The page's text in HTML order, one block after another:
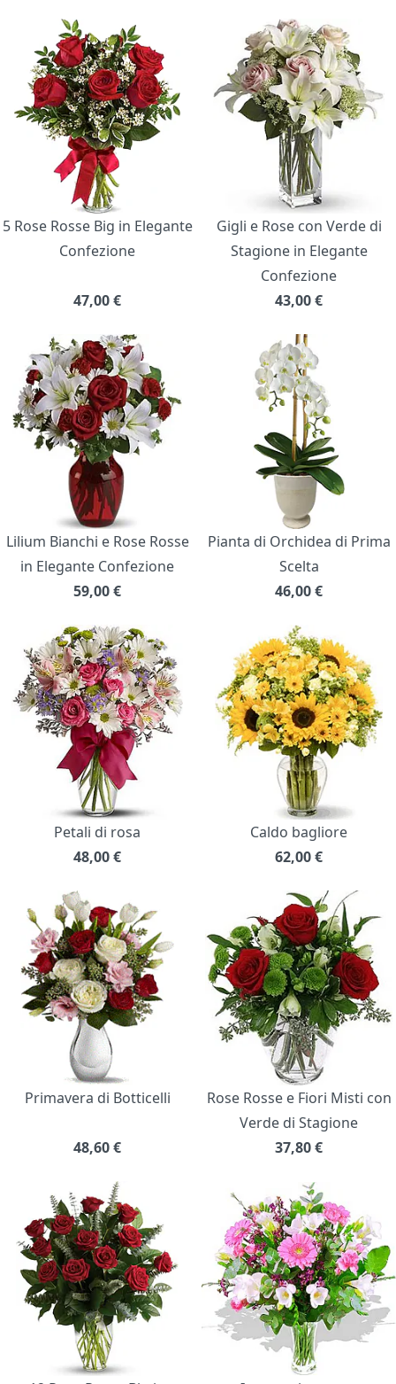
5 Rose Rosse Big in Elegante
Confezione
47,00€
Gigli e Rose con Verde di
Stagione in Elegante
Confezione
43,00€
Lilium Bianchi e Rose Rosse
in Elegante Confezione
59,00€
Pianta di Orchidea di Prima
Scelta
46,00€
Petali di rosa
48,00€
Caldo bagliore
62,00€
Primavera di Botticelli
48,60€
Rose Rosse e Fiori Misti con
Verde di Stagione
37,80€